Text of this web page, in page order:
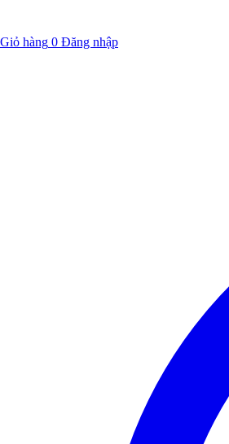
Giỏ hàng 0 Đăng nhập